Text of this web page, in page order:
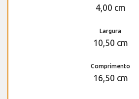
4,00 cm
Largura
10,50 cm
Comprimento
16,50 cm